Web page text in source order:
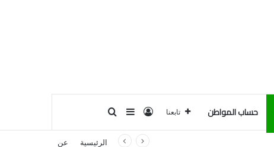
حساب المواطن تابعنا تسجيل الدخول
إضافة عمود جانبي
الرئيسية عن